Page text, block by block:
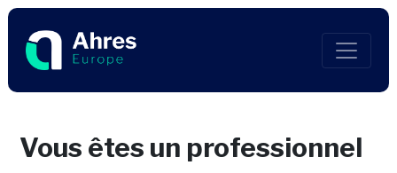
Vous êtes un professionnel